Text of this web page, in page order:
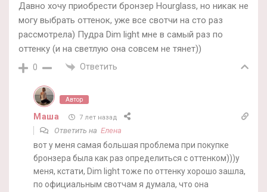
Давно хочу приобрести бронзер Hourglass, но никак не
могу выбрать оттенок, уже все свотчи на сто раз
рассмотрела) Пудра Dim light мне в самый раз по
оттенку (и на светлую она совсем не тянет))
0 Ответить
Автор
Маша 7 лет назад
Ответить на Елена
вот у меня самая большая проблема при покупке
бронзера была как раз определиться с оттенком)))у
меня, кстати, Dim light тоже по оттенку хорошо зашла,
по официальным свотчам я думала, что она